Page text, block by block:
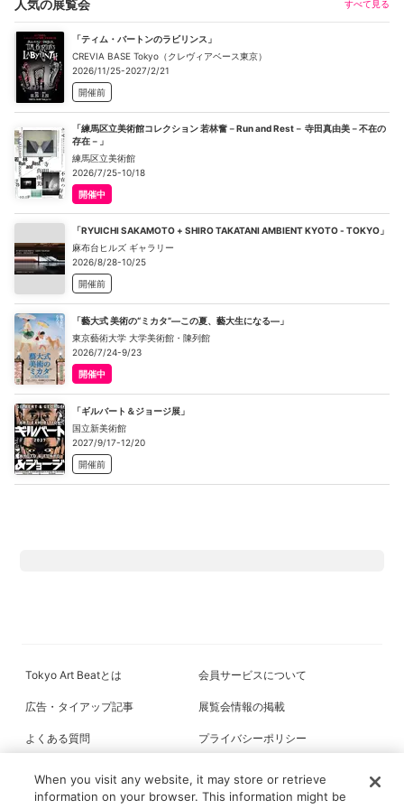
人気の展覧会 すべて見る
「ティム・バートンのラビリンス」
CREVIA BASE Tokyo（クレヴィアベース東京）
2026/11/25-2027/2/21
開催前
「練馬区立美術館コレクション 若林奮－Run and Rest－ 寺田真由美－不在の
存在－」
練馬区立美術館
2026/7/25-10/18
開催中
「RYUICHI SAKAMOTO + SHIRO TAKATANI AMBIENT KYOTO - TOKYO」
麻布台ヒルズ ギャラリー
2026/8/28-10/25
開催前
「藝大式 美術の“ミカタ”―この夏、藝大生になる―」
東京藝術大学 大学美術館・陳列館
2026/7/24-9/23
開催中
「ギルバート＆ジョージ展」
国立新美術館
2027/9/17-12/20
開催前
Tokyo Art Beatとは 会員サービスについて
広告・タイアップ記事 展覧会情報の掲載
よくある質問 プライバシーポリシー
When you visit any website, it may store or retrieve
information on your browser. This information might be